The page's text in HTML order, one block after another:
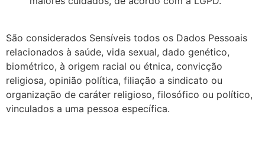
São considerados Sensíveis todos os Dados Pessoais
relacionados à saúde, vida sexual, dado genético,
biométrico, à origem racial ou étnica, convicção
religiosa, opinião política, filiação a sindicato ou
organização de caráter religioso, filosófico ou político,
vinculados a uma pessoa específica.